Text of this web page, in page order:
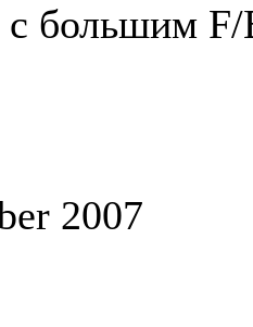
с большим
2007